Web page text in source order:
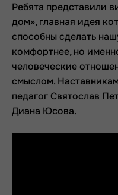
Ребята представили
дом», главная идея
способны сделать
комфортнее, но
человеческие
смыслом.
педагог Святослав
Диана Юсова.